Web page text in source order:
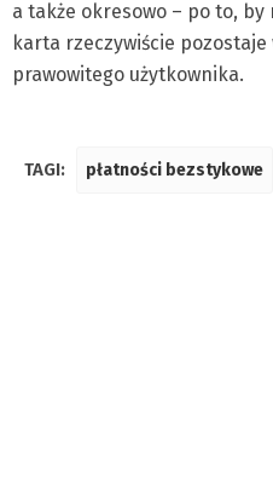
a także okresowo – po to, by
karta rzeczywiście
prawowitego użytkownika.
TAGI: płatności bezstykowe